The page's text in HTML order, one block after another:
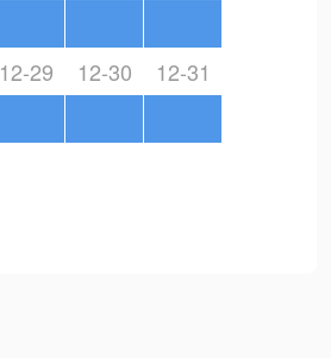
12-29 12-30 12-31